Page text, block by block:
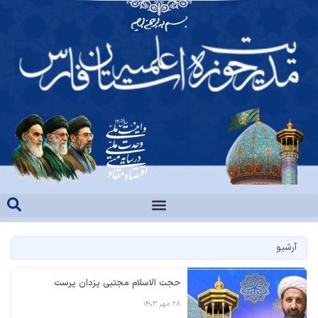
آرشیو
حجت الاسلام مجتبی یزدان پرست
۲۸ مهر ۱۴۰۳